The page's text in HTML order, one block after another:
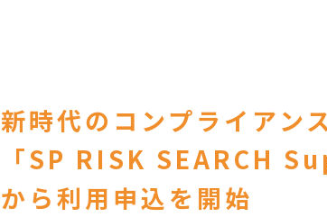
新時代のコンプライアン
「SP RISK SEARCH
から利用申込を開始